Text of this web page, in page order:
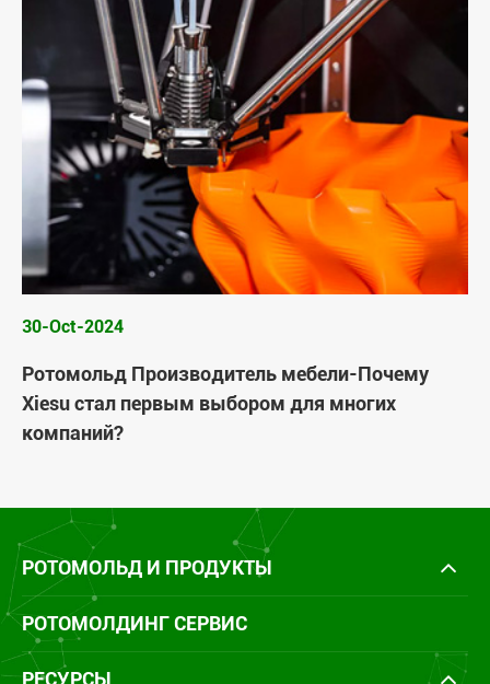
30-Oct-2024
Ротомольд Производитель мебели-Почему
Xiesu стал первым выбором для многих
компаний?
РОТОМОЛЬД И ПРОДУКТЫ
РОТОМОЛДИНГ СЕРВИС
РЕСУРСЫ